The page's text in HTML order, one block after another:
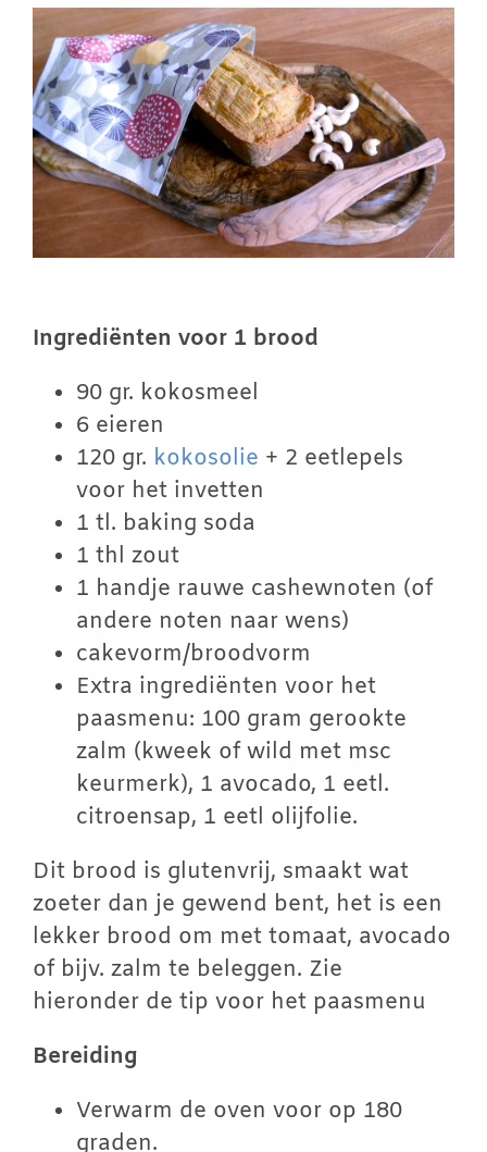
Winkelwagen
Contact
Inloggen
Ingrediënten voor 1 brood
90 gr. kokosmeel
6 eieren
120 gr. kokosolie + 2 eetlepels
voor het invetten
1 tl. baking soda
1 thl zout
1 handje rauwe cashewnoten (of
andere noten naar wens)
cakevorm/broodvorm
Extra ingrediënten voor het
paasmenu: 100 gram gerookte
zalm (kweek of wild met msc
keurmerk), 1 avocado, 1 eetl.
citroensap, 1 eetl olijfolie.
Dit brood is glutenvrij, smaakt wat
zoeter dan je gewend bent, het is een
lekker brood om met tomaat, avocado
of bijv. zalm te beleggen. Zie
hieronder de tip voor het paasmenu
Bereiding
Verwarm de oven voor op 180
graden.